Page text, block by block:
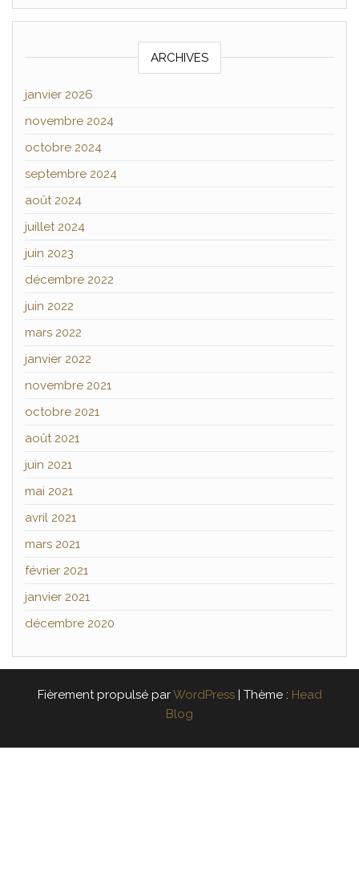
ARCHIVES
janvier 2026
novembre 2024
octobre 2024
septembre 2024
août 2024
juillet 2024
juin 2023
décembre 2022
juin 2022
mars 2022
janvier 2022
novembre 2021
octobre 2021
août 2021
juin 2021
mai 2021
avril 2021
mars 2021
février 2021
janvier 2021
décembre 2020
Fièrement propulsé parWordPress | Thème : Head
Blog